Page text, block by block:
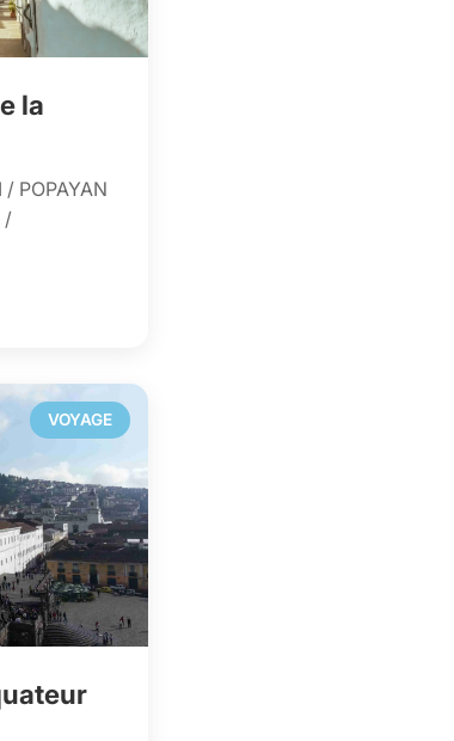
la
POPAYAN
/
VOYAGE